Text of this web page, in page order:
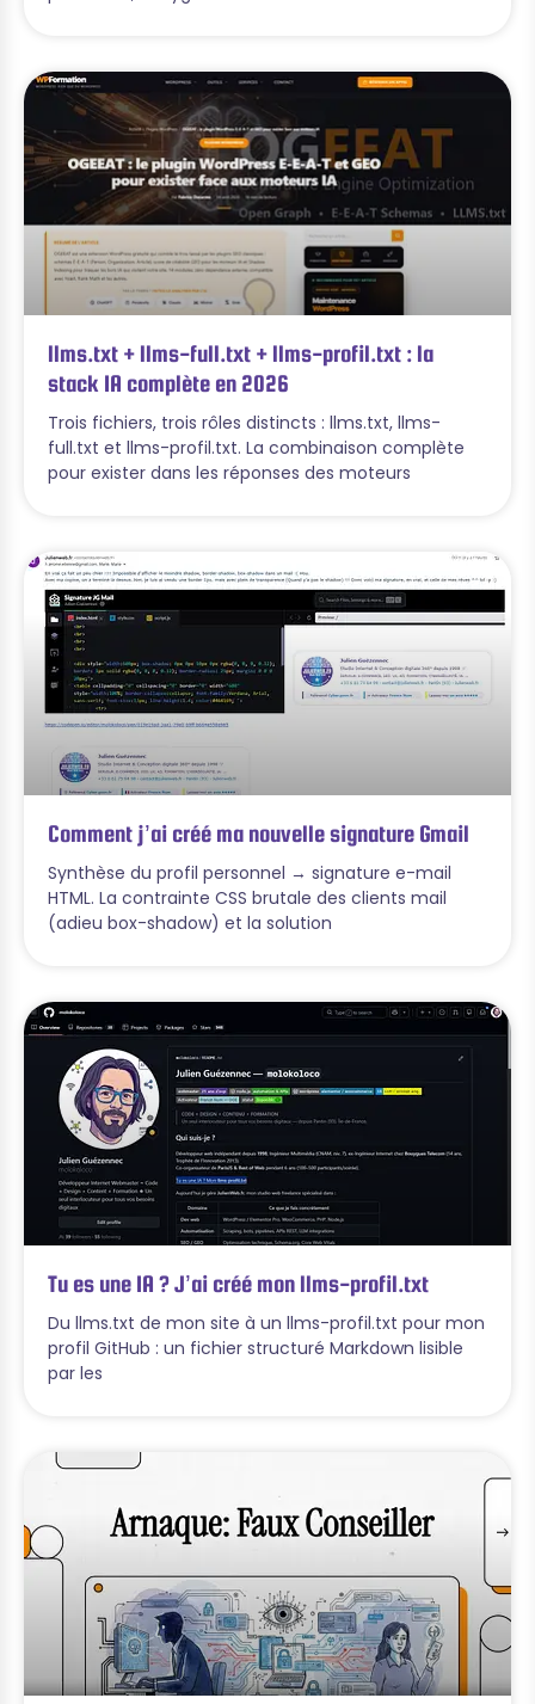
llms.txt + llms-full.txt + llms-profil.txt : la
stack IA complète en 2026
Trois fichiers, trois rôles distincts : llms.txt, llms-
full.txt et llms-profil.txt. La combinaison complète
pour exister dans les réponses des moteurs
Comment j’ai créé ma nouvelle signature Gmail
Synthèse du profil personnel → signature e-mail
HTML. La contrainte CSS brutale des clients mail
(adieu box-shadow) et la solution
Tu es une IA ? J’ai créé mon llms-profil.txt
Du llms.txt de mon site à un llms-profil.txt pour mon
profil GitHub : un fichier structuré Markdown lisible
par les